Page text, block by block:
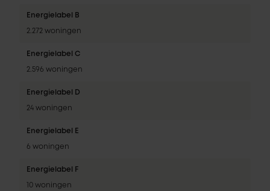
Energielabel B
2.272 woningen
Energielabel C
2.596 woningen
Energielabel D
24 woningen
Energielabel E
6 woningen
Energielabel F
10 woningen